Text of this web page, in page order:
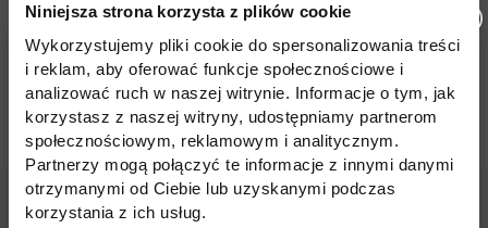
Niniejsza strona korzysta z plików cookie
Wykorzystujemy pliki cookie do spersonalizowania treści
i reklam, aby oferować funkcje społecznościowe i
analizować ruch w naszej witrynie. Informacje o tym, jak
korzystasz z naszej witryny, udostępniamy partnerom
społecznościowym, reklamowym i analitycznym.
Partnerzy mogą połączyć te informacje z innymi danymi
otrzymanymi od Ciebie lub uzyskanymi podczas
korzystania z ich usług.
Kup bilet na Wawa Student Festiwal 2025 link
Wróć
Pomiń
stopkę
Informacje w stopce
Edukacja Student